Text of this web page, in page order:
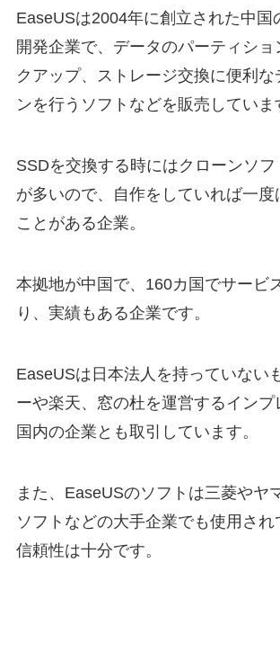
EaseUSは2004年に創立された中国
開発企業で、データのパーティショ
クアップ、ストレージ交換に便利な
ンを行うソフトなどを販売していま
SSDを交換する時にはクローンソフ
が多いので、自作をしていれば一度
ことがある企業。
本拠地が中国で、160カ国でサービ
り、実績もある企業です。
EaseUSは日本法人を持っていない
ーや楽天、窓の杜を運営するインプ
国内の企業とも取引しています。
また、EaseUSのソフトは三菱やヤ
ソフトなどの大手企業でも使用され
信頼性は十分です。